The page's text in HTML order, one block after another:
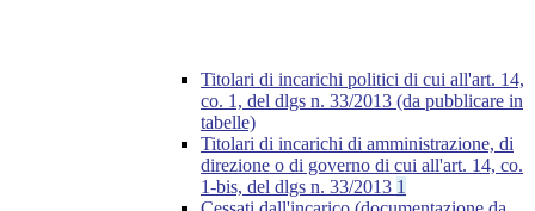
Titolari di incarichi politici di cui all'art. 14,
co. 1, del dlgs n. 33/2013 (da pubblicare in
tabelle)
Titolari di incarichi di amministrazione, di
direzione o di governo di cui all'art. 14, co.
1-bis, del dlgs n. 33/2013 1